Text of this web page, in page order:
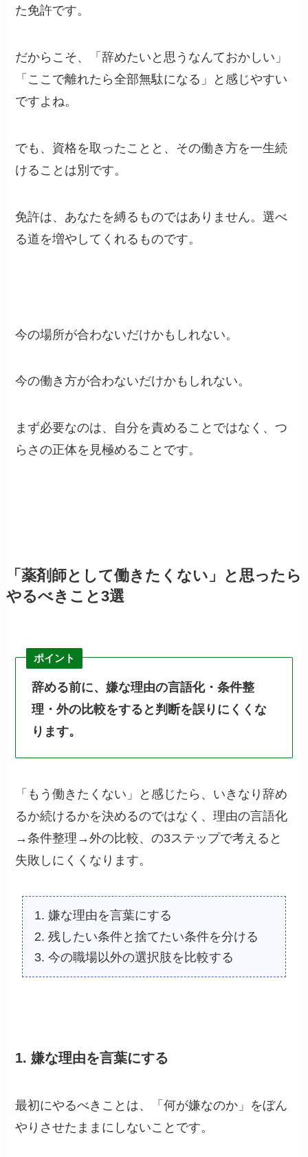
た免許です。
だからこそ、「辞めたいと思うなんておかしい」
「ここで離れたら全部無駄になる」と感じやすい
ですよね。
でも、資格を取ったことと、その働き方を一生続
けることは別です。
免許は、あなたを縛るものではありません。選べ
る道を増やしてくれるものです。
今の場所が合わないだけかもしれない。
今の働き方が合わないだけかもしれない。
まず必要なのは、自分を責めることではなく、つ
らさの正体を見極めることです。
「薬剤師として働きたくない」と思ったら
やるべきこと3選
ポイント
辞める前に、嫌な理由の言語化・条件整
理・外の比較をすると判断を誤りにくくな
ります。
「もう働きたくない」と感じたら、いきなり辞め
るか続けるかを決めるのではなく、理由の言語化
→条件整理→外の比較、の3ステップで考えると
失敗しにくくなります。
嫌な理由を言葉にする
残したい条件と捨てたい条件を分ける
今の職場以外の選択肢を比較する
1. 嫌な理由を言葉にする
最初にやるべきことは、「何が嫌なのか」をぼん
やりさせたままにしないことです。